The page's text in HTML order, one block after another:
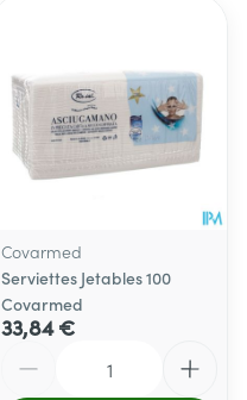
Covarmed
Serviettes Jetables 100
Covarmed
33,84 €